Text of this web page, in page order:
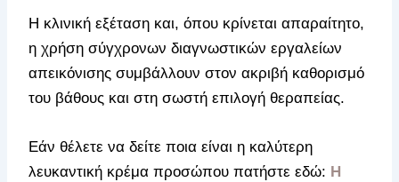
Η κλινική εξέταση και, όπου κρίνεται απαραίτητο,
η χρήση σύγχρονων διαγνωστικών εργαλείων
απεικόνισης συμβάλλουν στον ακριβή καθορισμό
του βάθους και στη σωστή επιλογή θεραπείας.
Εάν θέλετε να δείτε ποια είναι η καλύτερη
λευκαντική κρέμα προσώπου πατήστε εδώ: Η